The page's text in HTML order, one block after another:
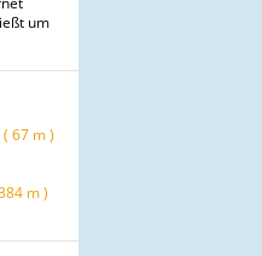
um
67 m )
m )